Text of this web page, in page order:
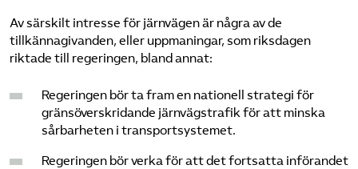
Av särskilt intresse för järnvägen är några av de
tillkännagivanden, eller uppmaningar, som riksdagen
riktade till regeringen, bland annat:
Regeringen bör ta fram en nationell strategi för
gränsöverskridande järnvägstrafik för att minska
sårbarheten i transportsystemet.
Regeringen bör verka för att det fortsatta införandet